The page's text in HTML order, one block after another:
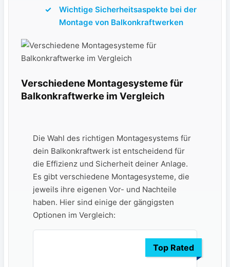
Wichtige Sicherheitsaspekte bei der
Montage ‍von Balkonkraftwerken
Verschiedene Montagesysteme für
Balkonkraftwerke ⁣im‌ Vergleich
Die Wahl des richtigen Montagesystems‍ für
⁤dein Balkonkraftwerk ​ist entscheidend für
die‍ Effizienz und Sicherheit⁣ deiner Anlage.
Es gibt verschiedene Montagesysteme, die
jeweils⁣ ihre eigenen Vor- und Nachteile
haben. Hier sind⁤ einige der gängigsten
Optionen im Vergleich:
Top Rated